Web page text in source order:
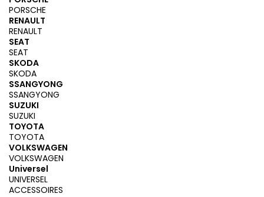
PORSCHE
RENAULT
RENAULT
SEAT
SEAT
SKODA
SKODA
SSANGYONG
SSANGYONG
SUZUKI
SUZUKI
TOYOTA
TOYOTA
VOLKSWAGEN
VOLKSWAGEN
Universel
UNIVERSEL
ACCESSOIRES